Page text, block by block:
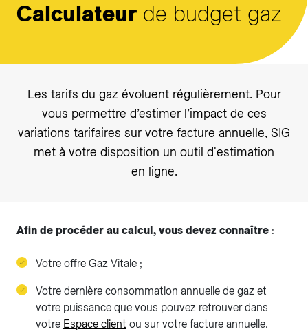
Calculateur de budget gaz
Les tarifs du gaz évoluent régulièrement. Pour
vous permettre d’estimer l’impact de ces
variations tarifaires sur votre facture annuelle, SIG
met à votre disposition un outil d'estimation
en ligne.
Afin de procéder au calcul, vous devez connaître :
Votre offre Gaz Vitale ;
Votre dernière consommation annuelle de gaz et
votre puissance que vous pouvez retrouver dans
votre Espace client ou sur votre facture annuelle.